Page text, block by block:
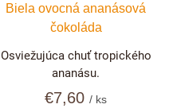
Biela ovocná ananásová
čokoláda
€7,60/ ks
Osviežujúca chuť tropického
ananásu.